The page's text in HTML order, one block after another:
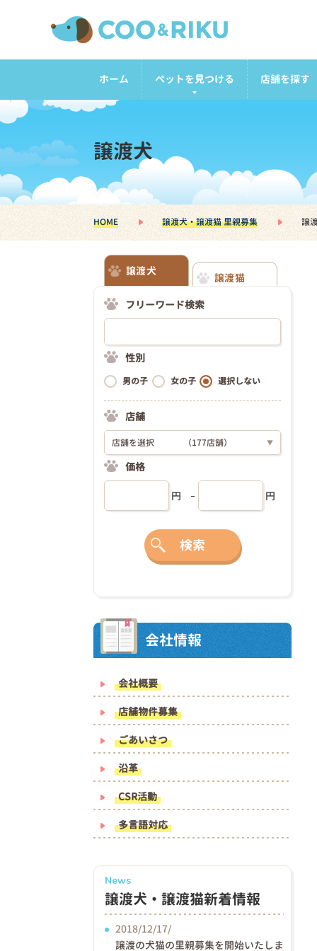
ホーム ペットを見つける 店舗を探す
譲渡犬
HOME 譲渡犬・譲渡猫 里親募集 譲
譲渡犬
譲渡猫
フリーワード検索
性別
男の子 女の子 選択しない
店舗
店舗を選択 （177店舗） ▼
価格
円 円
検索
会社情報
会社概要
店舗物件募集
ごあいさつ
沿革
CSR活動
多言語対応
News
譲渡犬・譲渡猫新着情報
2018/12/17/
譲渡の犬猫の里親募集を開始いたしま